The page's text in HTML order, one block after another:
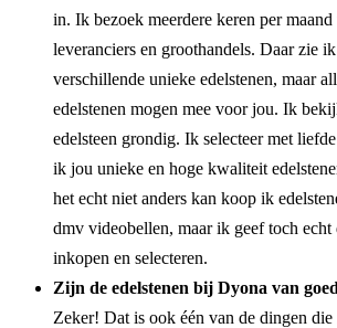
in. Ik bezoek meerdere keren per
leveranciers en groothandels. Daar zie
verschillende unieke edelstenen, maar
edelstenen mogen mee voor jou. Ik
edelsteen grondig. Ik selecteer met
ik jou unieke en hoge kwaliteit
het echt niet anders kan koop ik
dmv videobellen, maar ik geef toch
inkopen en selecteren.
Zijn de edelstenen bij Dyona van
Zeker! Dat is ook één van de dingen